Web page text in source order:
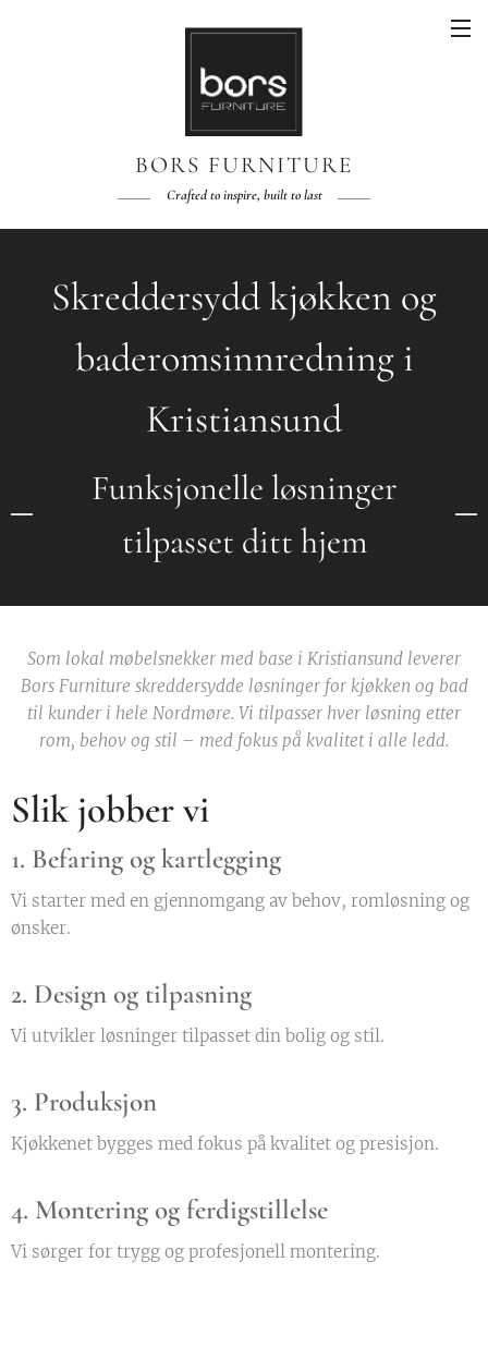
BORS FURNITURE
Crafted to inspire, built to last
Skreddersydd kjøkken og
baderomsinnredning i
Kristiansund
Funksjonelle løsninger
tilpasset ditt hjem
Som lokal møbelsnekker med base i Kristiansund leverer
Bors Furniture skreddersydde løsninger for kjøkken og bad
til kunder i hele Nordmøre. Vi tilpasser hver løsning etter
rom, behov og stil – med fokus på kvalitet i alle ledd.
Slik jobber vi
1. Befaring og kartlegging
Vi starter med en gjennomgang av behov, romløsning og
ønsker.
2. Design og tilpasning
Vi utvikler løsninger tilpasset din bolig og stil.
3. Produksjon
Kjøkkenet bygges med fokus på kvalitet og presisjon.
4. Montering og ferdigstillelse
Vi sørger for trygg og profesjonell montering.